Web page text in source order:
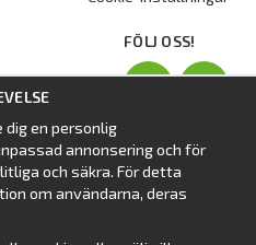
FÖLJ OSS!
dig en personlig
annonsering och för
och säkra. För detta
om användarna, deras